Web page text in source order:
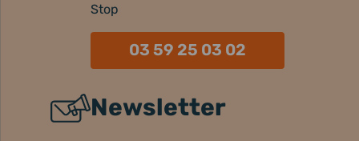
Stop
03 59 25 03 02
Newsletter